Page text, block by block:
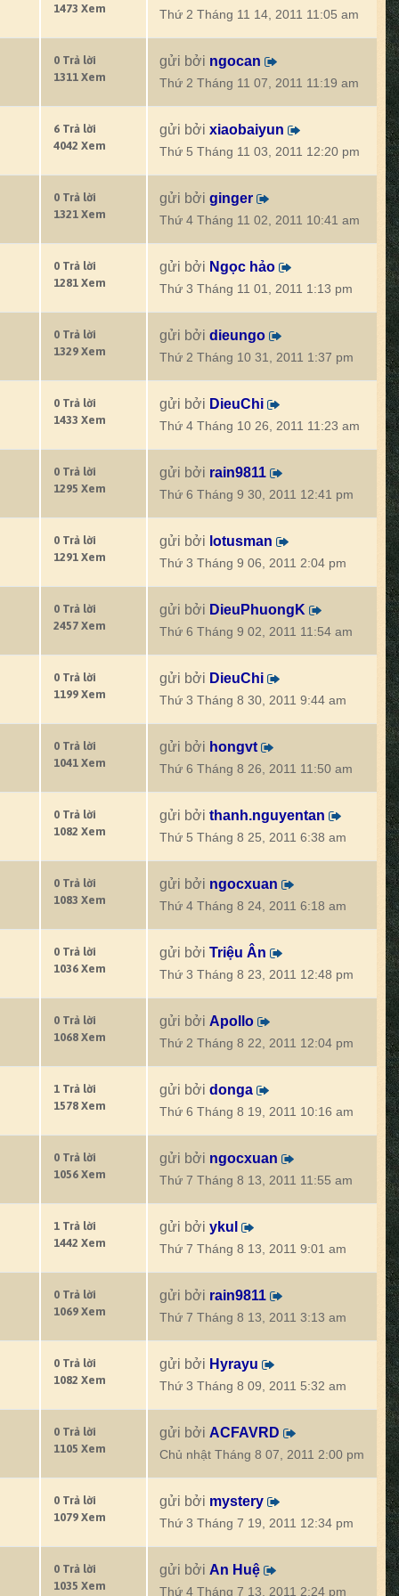
1473 Xem Thứ 2 Tháng 11 14, 2011 11:05 am
0 Trả lời
1311 Xem
gửi bởi ngocan
Thứ 2 Tháng 11 07, 2011 11:19 am
6 Trả lời
4042 Xem
gửi bởi xiaobaiyun
Thứ 5 Tháng 11 03, 2011 12:20 pm
0 Trả lời
1321 Xem
gửi bởi ginger
Thứ 4 Tháng 11 02, 2011 10:41 am
0 Trả lời
1281 Xem
gửi bởi Ngọc hảo
Thứ 3 Tháng 11 01, 2011 1:13 pm
0 Trả lời
1329 Xem
gửi bởi dieungo
Thứ 2 Tháng 10 31, 2011 1:37 pm
0 Trả lời
1433 Xem
gửi bởi DieuChi
Thứ 4 Tháng 10 26, 2011 11:23 am
0 Trả lời
1295 Xem
gửi bởi rain9811
Thứ 6 Tháng 9 30, 2011 12:41 pm
0 Trả lời
1291 Xem
gửi bởi lotusman
Thứ 3 Tháng 9 06, 2011 2:04 pm
0 Trả lời
2457 Xem
gửi bởi DieuPhuongK
Thứ 6 Tháng 9 02, 2011 11:54 am
0 Trả lời
1199 Xem
gửi bởi DieuChi
Thứ 3 Tháng 8 30, 2011 9:44 am
0 Trả lời
1041 Xem
gửi bởi hongvt
Thứ 6 Tháng 8 26, 2011 11:50 am
0 Trả lời
1082 Xem
gửi bởi thanh.nguyentan
Thứ 5 Tháng 8 25, 2011 6:38 am
0 Trả lời
1083 Xem
gửi bởi ngocxuan
Thứ 4 Tháng 8 24, 2011 6:18 am
0 Trả lời
1036 Xem
gửi bởi Triệu Ân
Thứ 3 Tháng 8 23, 2011 12:48 pm
0 Trả lời
1068 Xem
gửi bởi Apollo
Thứ 2 Tháng 8 22, 2011 12:04 pm
1 Trả lời
1578 Xem
gửi bởi donga
Thứ 6 Tháng 8 19, 2011 10:16 am
0 Trả lời
1056 Xem
gửi bởi ngocxuan
Thứ 7 Tháng 8 13, 2011 11:55 am
1 Trả lời
1442 Xem
gửi bởi ykul
Thứ 7 Tháng 8 13, 2011 9:01 am
0 Trả lời
1069 Xem
gửi bởi rain9811
Thứ 7 Tháng 8 13, 2011 3:13 am
0 Trả lời
1082 Xem
gửi bởi Hyrayu
Thứ 3 Tháng 8 09, 2011 5:32 am
0 Trả lời
1105 Xem
gửi bởi ACFAVRD
Chủ nhật Tháng 8 07, 2011 2:00 pm
0 Trả lời
1079 Xem
gửi bởi mystery
Thứ 3 Tháng 7 19, 2011 12:34 pm
0 Trả lời
1035 Xem
gửi bởi An Huệ
Thứ 4 Tháng 7 13, 2011 2:24 pm